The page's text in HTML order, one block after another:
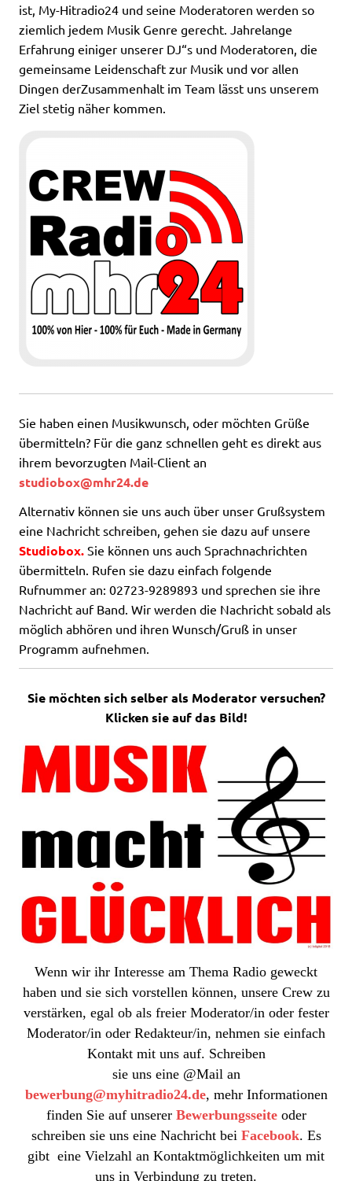
ist, My-Hitradio24 und seine Moderatoren werden so
ziemlich jedem Musik Genre gerecht. Jahrelange
Erfahrung einiger unserer DJ“s und Moderatoren, die
gemeinsame Leidenschaft zur Musik und vor allen
Dingen derZusammenhalt im Team lässt uns unserem
Ziel stetig näher kommen.
Sie haben einen Musikwunsch, oder möchten Grüße
übermitteln? Für die ganz schnellen geht es direkt aus
ihrem bevorzugten Mail-Client an
studiobox@mhr24.de
Alternativ können sie uns auch über unser Grußsystem
eine Nachricht schreiben, gehen sie dazu auf unsere
Studiobox. Sie können uns auch Sprachnachrichten
übermitteln. Rufen sie dazu einfach folgende
Rufnummer an: 02723-9289893 und sprechen sie ihre
Nachricht auf Band. Wir werden die Nachricht sobald als
möglich abhören und ihren Wunsch/Gruß in unser
Programm aufnehmen.
Sie möchten sich selber als Moderator versuchen?
Klicken sie auf das Bild!
Wenn wir ihr Interesse am Thema Radio geweckt
haben und sie sich vorstellen können, unsere Crew zu
verstärken, egal ob als freier Moderator/in oder fester
Moderator/in oder Redakteur/in, nehmen sie einfach
Kontakt mit uns auf. Schreiben
sie uns eine @Mail an
bewerbung@myhitradio24.de, mehr Informationen
finden Sie auf unserer Bewerbungsseiteoder
schreiben sie uns eine Nachricht bei Facebook. Es
gibt eine Vielzahl an Kontaktmöglichkeiten um mit
uns in Verbindung zu treten.